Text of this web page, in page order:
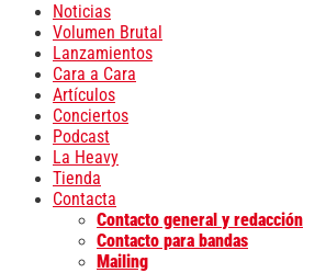
Noticias
Volumen Brutal
Lanzamientos
Cara a Cara
Artículos
Conciertos
Podcast
La Heavy
Tienda
Contacta
Contacto general y redacción
Contacto para bandas
Mailing